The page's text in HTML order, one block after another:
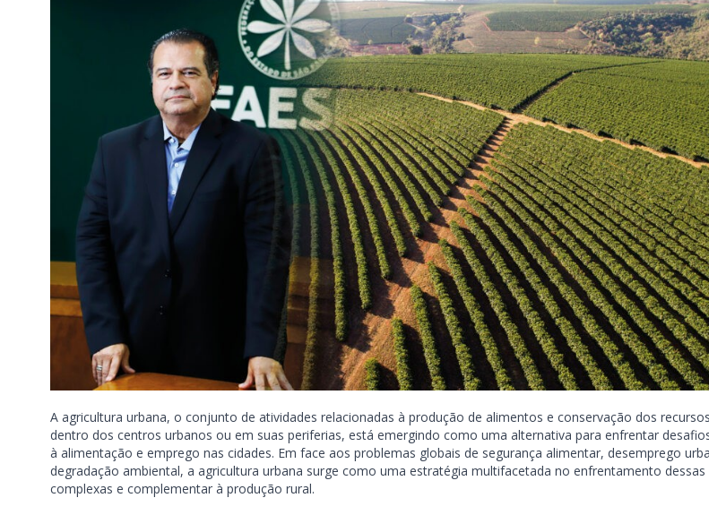
A agricultura urbana, o conjunto de atividades relacionadas à produção de alimentos e conservação dos
dentro dos centros urbanos ou em suas periferias, está emergindo como uma alternativa para enfrentar
à alimentação e emprego nas cidades. Em face aos problemas globais de segurança alimentar, desemprego
degradação ambiental, a agricultura urbana surge como uma estratégia multifacetada no enfrentamento dessas
complexas e complementar à produção rural.